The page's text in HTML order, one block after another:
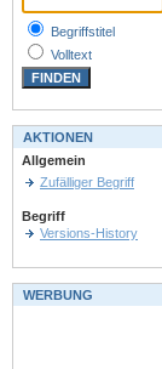
Begriffstitel
Volltext
AKTIONEN
Allgemein
Zufälliger Begriff
Begriff
Versions-History
WERBUNG